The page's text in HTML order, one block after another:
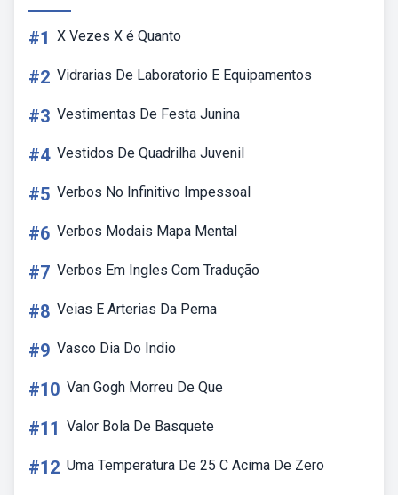
#1 X Vezes X é Quanto
#2 Vidrarias De Laboratorio E Equipamentos
#3 Vestimentas De Festa Junina
#4 Vestidos De Quadrilha Juvenil
#5 Verbos No Infinitivo Impessoal
#6 Verbos Modais Mapa Mental
#7 Verbos Em Ingles Com Tradução
#8 Veias E Arterias Da Perna
#9 Vasco Dia Do Indio
#10 Van Gogh Morreu De Que
#11 Valor Bola De Basquete
#12 Uma Temperatura De 25 C Acima De Zero